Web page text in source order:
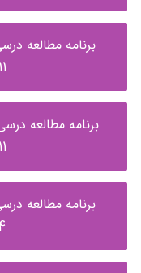
برنامه مطالعه
11 الی 17 مرداد ماه
برنامه مطالعه
11 الی 17 مرداد ماه
برنامه مطالعه
4 الی